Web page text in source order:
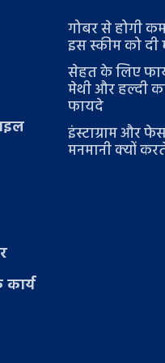
गोबर से होगी
इस स्कीम को दी
सेहत के लिए
मेथी और हल्दी
फायदे
इंस्टाग्राम और
मनमानी क्यों